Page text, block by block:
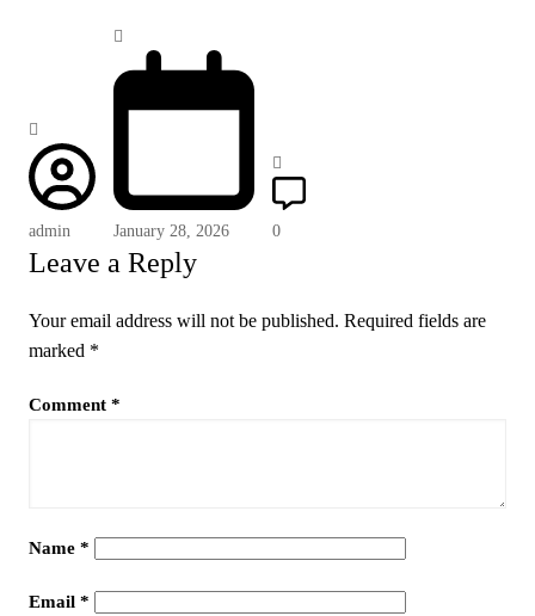
admin January 28, 2026 0
Leave a Reply
Your email address will not be published. Required fields are
marked *
Comment *
Name *
Email *